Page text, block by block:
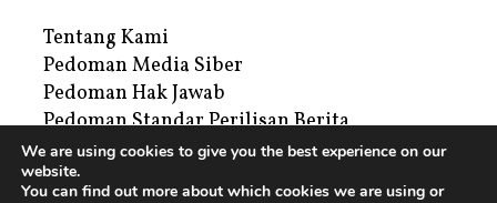
Tentang Kami
Pedoman Media Siber
Pedoman Hak Jawab
Pedoman Standar Perilisan Berita
Privacy Policy
Periklanan
We are using cookies to give you the best experience on our
website.
You can find out more about which cookies we are using or